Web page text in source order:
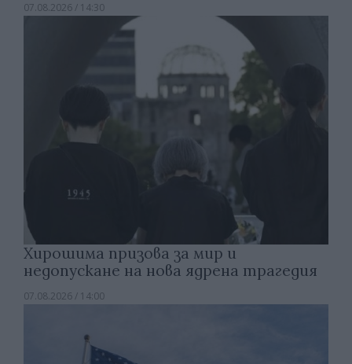
07.08.2026 / 14:30
Хирошима призова за мир и
недопускане на нова ядрена трагедия
07.08.2026 / 14:00